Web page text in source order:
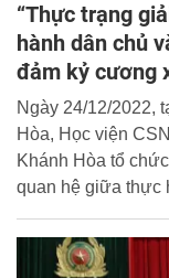
“Thực trạng
hành dân chủ
đảm kỷ cương
phát triển đất
Ngày 24/12/2022,
Hòa, Học viện
Khánh Hòa tổ
quan hệ giữa thực
triển đất nước sau
TS Nguyễn Đăng